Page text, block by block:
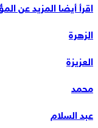
اقرأ أيضا المزيد عن
الزهرة
العزيزة
محمد
عبد السلام